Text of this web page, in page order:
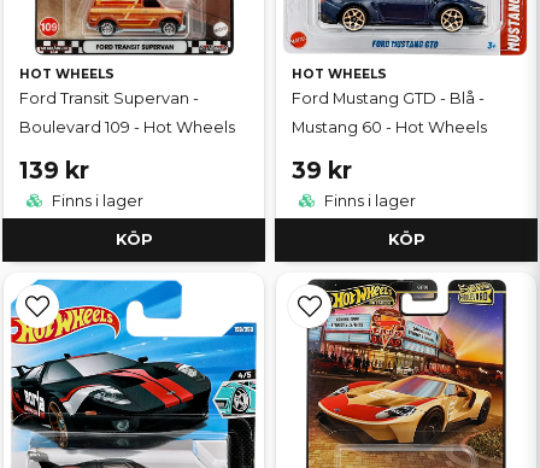
HOT WHEELS
Ford Transit Supervan -
Boulevard 109 - Hot Wheels
139 kr
Finns i lager
KÖP
HOT WHEELS
Ford Mustang GTD - Blå -
Mustang 60 - Hot Wheels
39 kr
Finns i lager
KÖP